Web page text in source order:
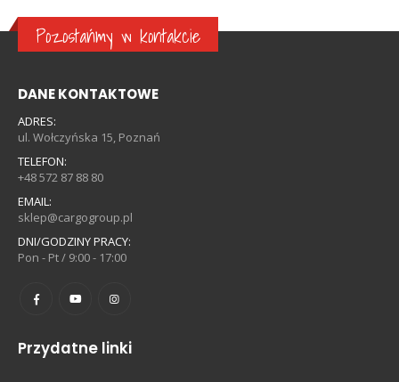
Pozostańmy w kontakcie
DANE KONTAKTOWE
ADRES:
ul. Wołczyńska 15, Poznań
TELEFON:
+48 572 87 88 80
EMAIL:
sklep@cargogroup.pl
DNI/GODZINY PRACY:
Pon - Pt / 9:00 - 17:00
Przydatne linki